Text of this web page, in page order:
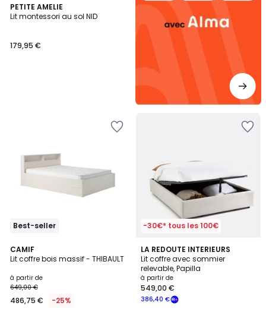
PETITE AMELIE
Lit montessori au sol NID
179,95 €
Best-seller
CAMIF
Lit coffre bois massif - THIBAULT
à partir de
649,00 €
486,75 € -25%
2
Couleurs
-30€* tous les 100€
LA REDOUTE INTERIEURS
Lit coffre avec sommier
relevable, Papilla
à partir de
386,40 €
549,00 €
3,8
/ 5
2
Couleurs